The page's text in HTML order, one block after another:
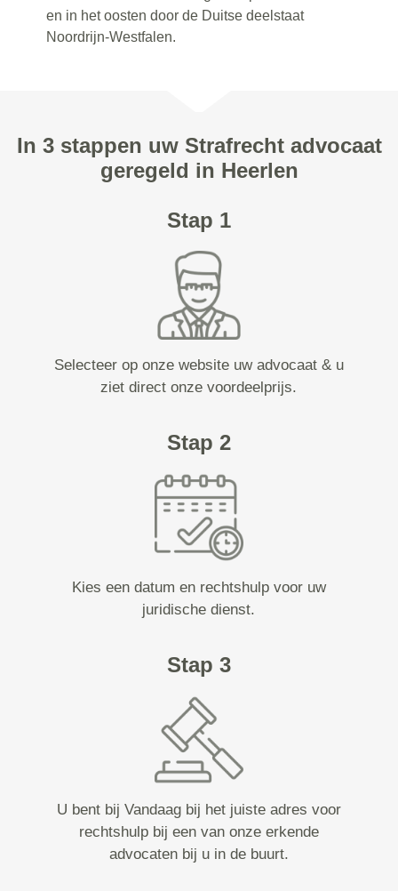
en in het oosten door de Duitse deelstaat
Noordrijn-Westfalen.
In 3 stappen uw Strafrecht advocaat
geregeld in Heerlen
Stap 1
Selecteer op onze website uw advocaat & u
ziet direct onze voordeelprijs.
Stap 2
Kies een datum en rechtshulp voor uw
juridische dienst.
Stap 3
U bent bij Vandaag bij het juiste adres voor
rechtshulp bij een van onze erkende
advocaten bij u in de buurt.